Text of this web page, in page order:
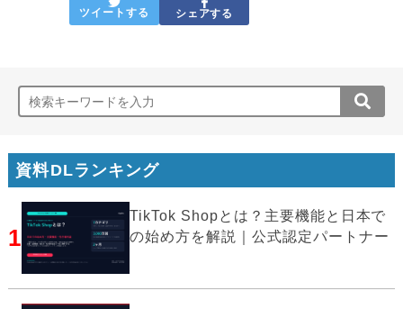
ツイートする シェアする
資料DLランキング
1
TikTok Shopとは？主要機能と日本で
の始め方を解説｜公式認定パートナー